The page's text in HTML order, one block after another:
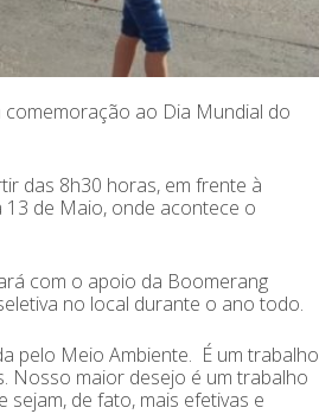
comemoração ao Dia Mundial do
das 8h30 horas, em frente à
13 de Maio, onde acontece o
com o apoio da Boomerang
no local durante o ano todo.
pelo Meio Ambiente. É um trabalho
Nosso maior desejo é um trabalho
de fato, mais efetivas e